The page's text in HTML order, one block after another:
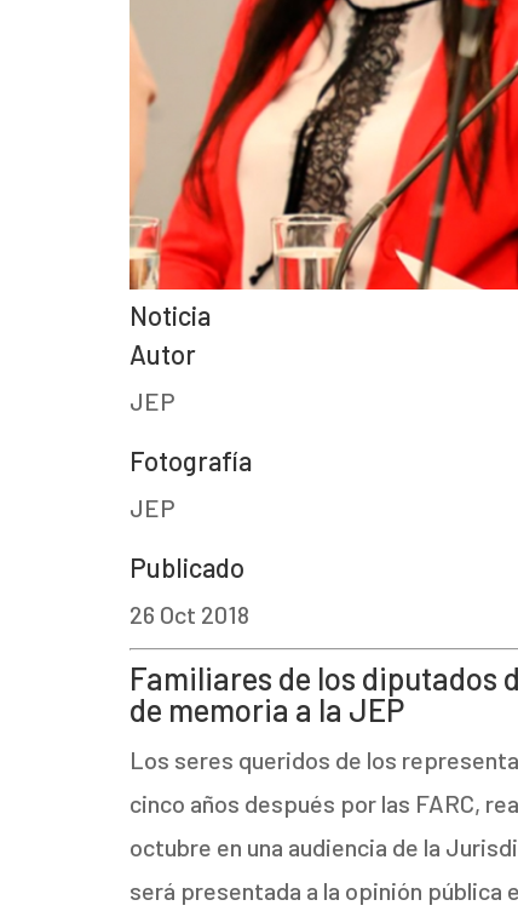
Noticia
Autor
JEP
Fotografía
JEP
Publicado
26 Oct 2018
Familiares de los diputados
de memoria a la JEP
Los seres queridos de los
cinco años después por las FARC,
octubre en una audiencia de la
será presentada a la opinión pública